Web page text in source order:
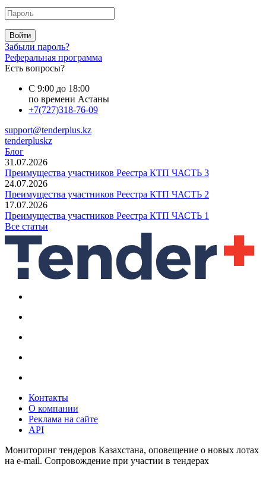
Войти
Забыли пароль?
Реферальная программа
Есть вопросы?
С 9:00 до 18:00
по времени Астаны
+7(727)318-76-09
support@tenderplus.kz
tenderpluskz
Блог
31.07.2026
Преимущества участников Реестра КТП ЧАСТЬ 3
24.07.2026
Преимущества участников Реестра КТП ЧАСТЬ 2
17.07.2026
Преимущества участников Реестра КТП ЧАСТЬ 1
Все статьи
Контакты
О компании
Реклама на сайте
API
Мониторинг тендеров Казахстана, оповещение о новых лотах
на e-mail. Сопровождение при участии в тендерах